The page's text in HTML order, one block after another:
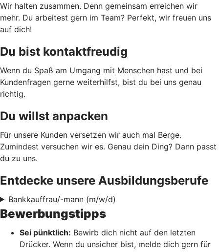
Wir halten zusammen. Denn gemeinsam erreichen wir
mehr. Du arbeitest gern im Team? Perfekt, wir freuen uns
auf dich!
Du bist kontaktfreudig
Wenn du Spaß am Umgang mit Menschen hast und bei
Kundenfragen gerne weiterhilfst, bist du bei uns genau
richtig.
Du willst anpacken
Für unsere Kunden versetzen wir auch mal Berge.
Zumindest versuchen wir es. Genau dein Ding? Dann passt
du zu uns.
Entdecke unsere Ausbildungsberufe
Bankkauffrau/-mann (m/w/d)
Bewerbungstipps
Sei pünktlich: Bewirb dich nicht auf den letzten
Drücker. Wenn du unsicher bist, melde dich gern für